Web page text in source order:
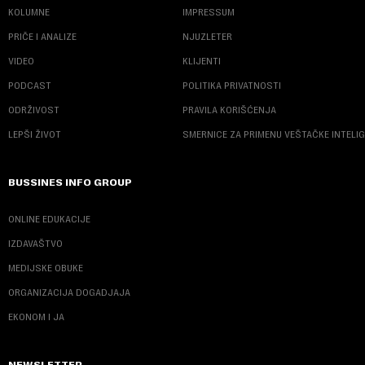
KOLUMNE
PRIČE I ANALIZE
VIDEO
PODCAST
ODRŽIVOST
LEPŠI ŽIVOT
IMPRESSUM
NJUZLETER
KLIJENTI
POLITIKA PRIVATNOSTI
PRAVILA KORIŠĆENJA
SMERNICE ZA PRIMENU VEŠTAČKE
BUSSINES INFO GROUP
ONLINE EDUKACIJE
IZDAVAŠTVO
MEDIJSKE OBUKE
ORGANIZACIJA DOGADJAJA
EKONOM I JA